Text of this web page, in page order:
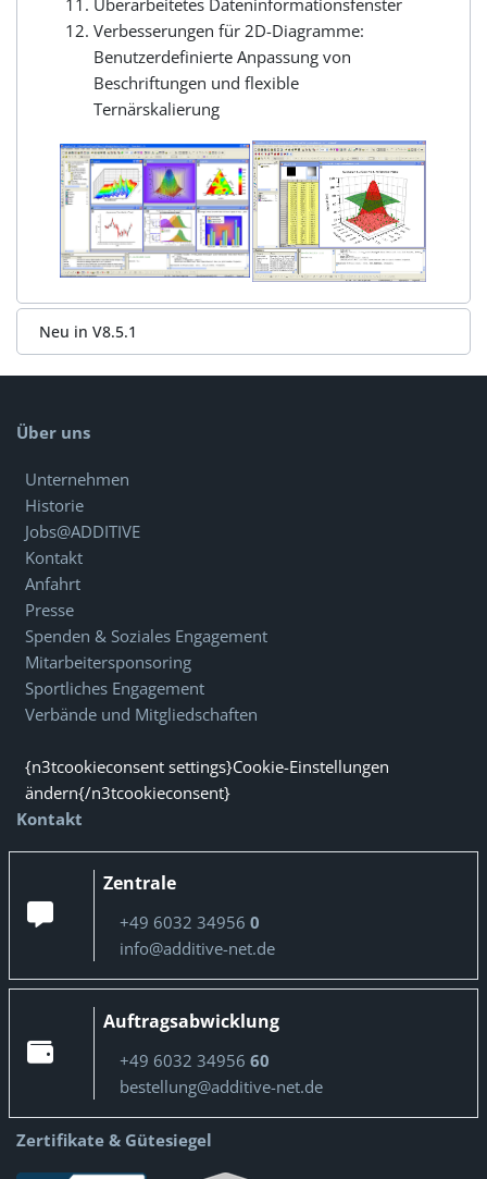
Überarbeitetes Dateninformationsfenster
Verbesserungen für 2D-Diagramme:
Benutzerdefinierte Anpassung von
Beschriftungen und flexible
Ternärskalierung
Neu in V8.5.1
Über uns
Unternehmen
Historie
Jobs@ADDITIVE
Kontakt
Anfahrt
Presse
Spenden & Soziales Engagement
Mitarbeitersponsoring
Sportliches Engagement
Verbände und Mitgliedschaften
{n3tcookieconsent settings}Cookie-Einstellungen
ändern{/n3tcookieconsent}
Kontakt
Zentrale
+49 6032 34956 0
info@additive-net.de
Auftragsabwicklung
+49 6032 34956 60
bestellung@additive-net.de
Zertifikate & Gütesiegel